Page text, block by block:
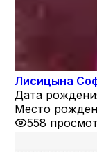
Лисицына
Дата
Место
558